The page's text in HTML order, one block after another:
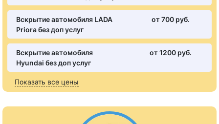
Вскрытие автомобиля LADA
Priora без доп услуг
от 700 pуб.
Вскрытие автомобиля
Hyundai без доп услуг
от 1200 pуб.
Показать все цены